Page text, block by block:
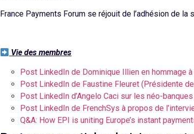
France Payments Forum se réjouit de l’adhésion de la
Vie des membres
Post LinkedIn de Dominique Illien en hommage
Post LinkedIn de Faustine Fleuret (Présidente de
Post LinkedIn d’Angelo Caci sur les néo-banques
Post LinkedIn de FrenchSys à propos de
Q&A: How EPI is uniting Europe’s instant